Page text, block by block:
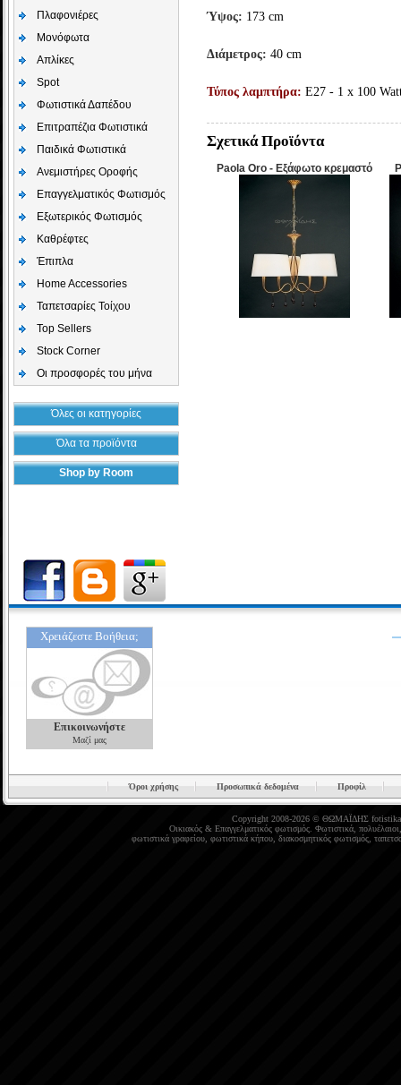
Πλαφονιέρες
Μονόφωτα
Απλίκες
Spot
Φωτιστικά Δαπέδου
Επιτραπέζια Φωτιστικά
Παιδικά Φωτιστικά
Aνεμιστήρες Οροφής
Επαγγελματικός Φωτισμός
Εξωτερικός Φωτισμός
Καθρέφτες
Έπιπλα
Home Accessories
Ταπετσαρίες Τοίχου
Top Sellers
Stock Corner
Οι προσφορές του μήνα
Όλες οι κατηγορίες
Όλα τα προϊόντα
Shop by Room
Ύψος: 173 cm
Διάμετρος: 40 cm
Τύπος λαμπτήρα: E27 - 1 x 100
Σχετικά Προϊόντα
Paola Oro - Εξάφωτο κρεμαστό
Χρειάζεστε Βοήθεια;
Επικοινωνήστε
Μαζί μας
Όροι χρήσης Προσωπικά δεδομένα Προφίλ
Copyright 2008-2026 © ΘΩΜΑΪΔΗΣ
Οικιακός& Επαγγελματικός φωτισμός. Φωτιστικά, πολυέλαιοι
φωτιστικά γραφείου, φωτιστικά κήπου, διακοσμητικός φωτισμός,